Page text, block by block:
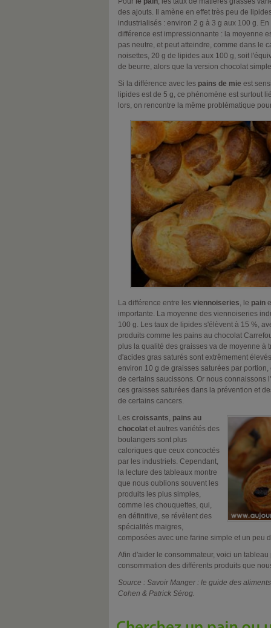
des ajouts. Il amène en effet très peu de
industrialisés : environ 2 g à 3 g aux 100 g.
différence est impressionnante : la moyenne
pas neutre, et peut atteindre, comme dans le
noisettes, 20 g de lipides aux 100 g, soit
de beurre, alors que la version chocolat
Si la différence avec les pains de mie est
lipides est de 5 g, ce phénomène est surtout
lors, on rencontre la même problématique
La différence entre les viennoiseries, le pain
importante. La moyenne des viennoiseries
100 g. Les taux de lipides s'élèvent à 15 %,
produits comme les pains au chocolat
plus la qualité des graisses va de moyenne à
d'acides gras saturés sont extrêmement
environ 10 g de graisses saturées par
de certains saucissons. Or nous connaissons
ces graisses saturées dans la prévention et
de certains cancers.
Les croissants, pains au
chocolat et autres variétés des
boulangers sont plus
caloriques que ceux concoctés
par les industriels. Cependant,
la lecture des tableaux montre
que nous oublions souvent les
produits les plus simples,
comme les chouquettes, qui,
en définitive, se révèlent des
spécialités maigres,
composées avec une farine simple et un peu
Afin d'aider le consommateur, voici un
consommation des différents produits que
Source : Savoir Manger : le guide des
Cohen & Patrick Sérog.